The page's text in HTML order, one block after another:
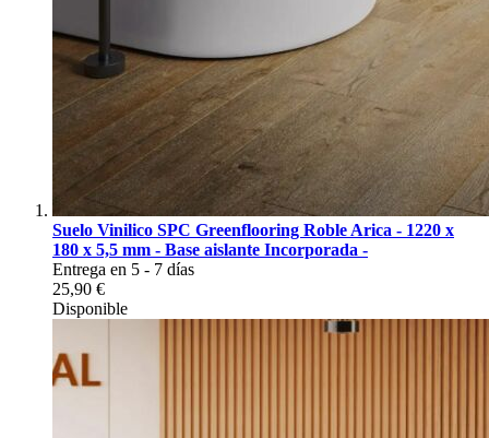
Suelo Vinilico SPC Greenflooring Roble Arica - 1220 x
180 x 5,5 mm - Base aislante Incorporada -
Entrega en 5 - 7 días
25,90 €
Disponible